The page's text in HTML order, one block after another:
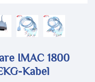
IMAC 1800
Kabel